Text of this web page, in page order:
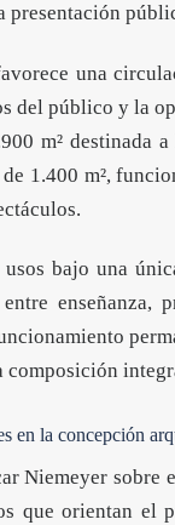
presentación
una
del público y la
m² destinada
1.400 m²,
usos bajo una
enseñanza,
composición
en la concepción
Niemeyer
que orientan el